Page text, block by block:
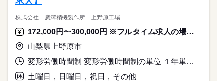
株式会社 廣澤精機製作所 上野原工場
172,000円〜300,000円 ※フルタイム求人の場合は月額（換算額）、パート求人の場合は時間額を表示しています。
山梨県上野原市
変形労働時間制 変形労働時間制の単位 １年単位 就業時間１ 8時20分〜17時25分 就業時間に関する特記事項 休憩：昼１２時～１２時４５分
土曜日，日曜日，祝日，その他